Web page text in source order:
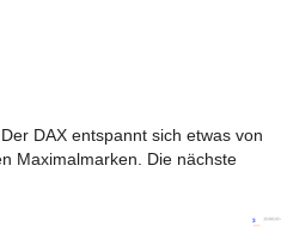
DAX entspannt sich etwas von
Maximalmarken. Die nächste